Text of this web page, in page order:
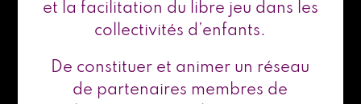
et la facilitation du libre jeu dans les
collectivités d’enfants.
De constituer et animer un réseau
de partenaires membres de